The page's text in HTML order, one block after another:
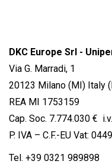
DKC Europe Srl -
Via G. Marradi, 1
20123 Milano (MI) Italy
REA MI 1753159
Cap. Soc. 7.774.030 € i.v.
P. IVA – C.F.-EU Vat:
Tel. +39 0321 989898